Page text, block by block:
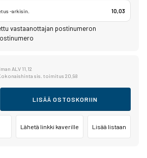
-arkisin. 10,03
vastaanottajan postinumeron
ALV 11,12
sis. toimitus 20,98
LISÄÄ OSTOSKORIIN
Lähetä linkki kaverille Lisää listaan